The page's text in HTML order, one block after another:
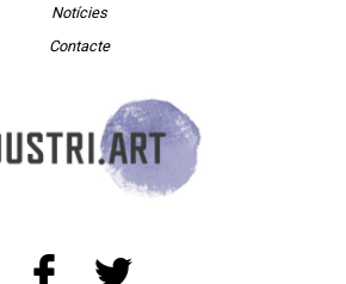
Notícies
Contacte